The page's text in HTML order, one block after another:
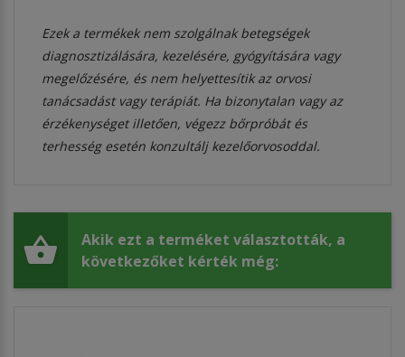
Ezek a termékek nem szolgálnak betegségek
diagnosztizálására, kezelésére, gyógyítására vagy
megelőzésére, és nem helyettesítik az orvosi
tanácsadást vagy terápiát. Ha bizonytalan vagy az
érzékenységet illetően, végezz bőrpróbát és
terhesség esetén konzultálj kezelőorvosoddal.
Akik ezt a terméket választották, a
következőket kérték még: